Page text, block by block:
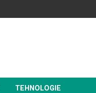
TEHNOLOGIE